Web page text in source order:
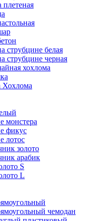
плетеная
струбцине белая
струбцине черная
хохлома
монстера
фикус
лотос
золото
арабик
S
L
чемодан